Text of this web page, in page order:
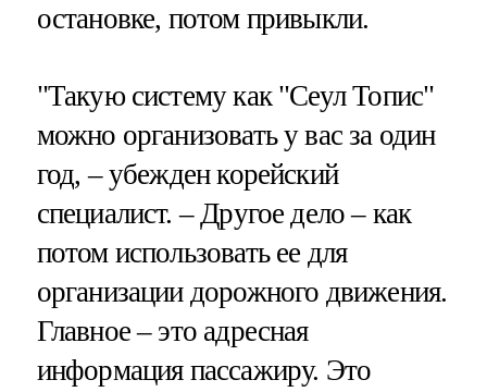
остановке, потом привыкли.
"Такую систему как "Сеул Топис"
можно организовать у вас за один
год, – убежден корейский
специалист. – Другое дело – как
потом использовать ее для
организации дорожного движения.
Главное – это адресная
информация пассажиру. Это